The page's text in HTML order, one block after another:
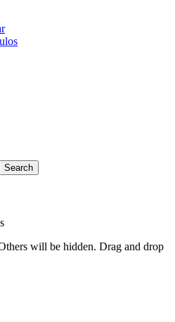
Search
will be hidden. Drag and drop